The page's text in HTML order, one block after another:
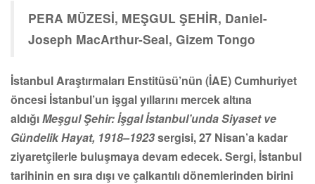
PERA MÜZESİ, MEŞGUL ŞEHİR, Daniel-
Joseph MacArthur-Seal, Gizem Tongo
İstanbul Araştırmaları Enstitüsü’nün (İAE) Cumhuriyet
öncesi İstanbul’un işgal yıllarını mercek altına
aldığıMeşgul Şehir: İşgal İstanbul’unda Siyaset ve
Gündelik Hayat, 1918–1923sergisi, 27 Nisan’a kadar
ziyaretçilerle buluşmaya devam edecek. Sergi, İstanbul
tarihinin en sıra dışı ve çalkantılı dönemlerinden birini